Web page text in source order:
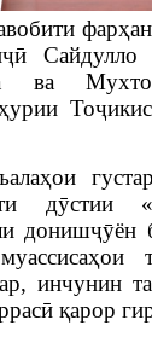
Сайдулло
ва
дӯстии
донишҷӯён
инчунин
қарор